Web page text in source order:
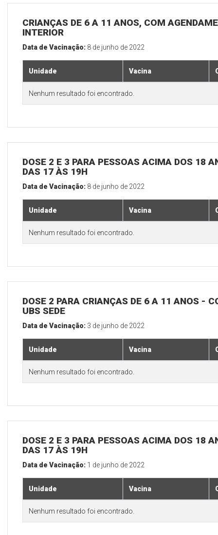
CRIANÇAS DE 6 A 11 ANOS, COM
INTERIOR
Data de Vacinação: 8 de junho de 2022
Unidade Vacina
Nenhum resultado foi encontrado.
DOSE 2 E 3 PARA PESSOAS ACIMA DOS 18
DAS 17 ÀS 19H
Data de Vacinação: 8 de junho de 2022
Unidade Vacina
Nenhum resultado foi encontrado.
DOSE 2 PARA CRIANÇAS DE 6 A 11 ANOS -
UBS SEDE
Data de Vacinação: 3 de junho de 2022
Unidade Vacina
Nenhum resultado foi encontrado.
DOSE 2 E 3 PARA PESSOAS ACIMA DOS 18
DAS 17 ÀS 19H
Data de Vacinação: 1 de junho de 2022
Unidade Vacina
Nenhum resultado foi encontrado.